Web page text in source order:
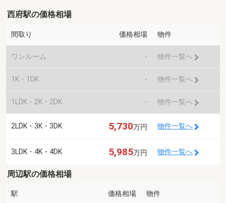
西府駅の価格相場
間取り 価格相場 物件
ワンルーム - 物件一覧へ
1K・1DK - 物件一覧へ
1LDK・2K・2DK - 物件一覧へ
2LDK・3K・3DK 5,730万円 物件一覧へ
3LDK・4K・4DK 5,985万円 物件一覧へ
周辺駅の価格相場
駅 価格相場 物件